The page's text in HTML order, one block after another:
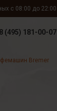
с 08:00 до 22:00
8 (495) 181-00-07
Bremer